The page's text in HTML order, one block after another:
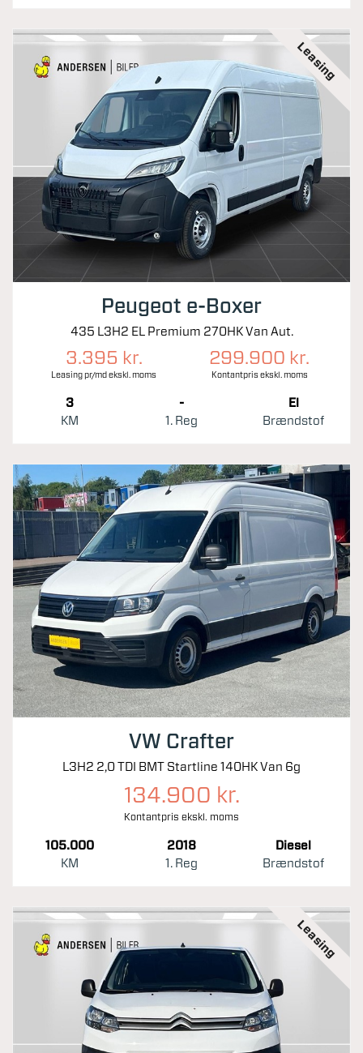
Leasing
Peugeot e-Boxer
435 L3H2 EL Premium 270HK Van Aut.
3.395 kr.
Leasing pr/md ekskl. moms
299.900 kr.
Kontantpris ekskl. moms
3
KM
-
1. Reg
El
Brændstof
VW Crafter
L3H2 2,0 TDI BMT Startline 140HK Van 6g
134.900 kr.
Kontantpris ekskl. moms
105.000
KM
2018
1. Reg
Diesel
Brændstof
Leasing